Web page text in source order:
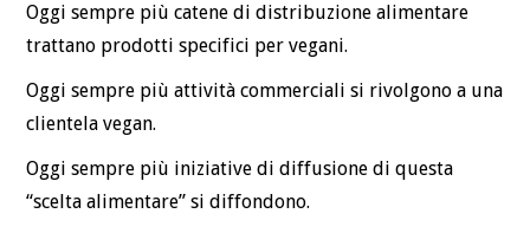
Oggi sempre più catene di distribuzione alimentare
trattano prodotti specifici per vegani.
Oggi sempre più attività commerciali si rivolgono a una
clientela vegan.
Oggi sempre più iniziative di diffusione di questa
“scelta alimentare” si diffondono.